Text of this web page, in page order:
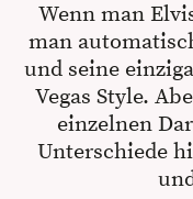
Wenn man
man
und seine
Vegas Style.
einzelnen
Unterschiede